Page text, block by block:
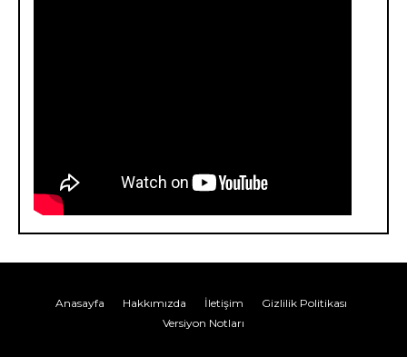
Anasayfa Hakkımızda İletişim
Gizlilik Politikası
Versiyon Notları